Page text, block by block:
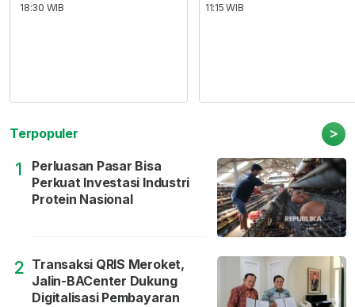
18:30 WIB
11:15 WIB
Terpopuler >
1
Perluasan Pasar Bisa
Perkuat Investasi Industri
Protein Nasional
2 Transaksi QRIS Meroket,
Jalin-BACenter Dukung
Digitalisasi Pembayaran